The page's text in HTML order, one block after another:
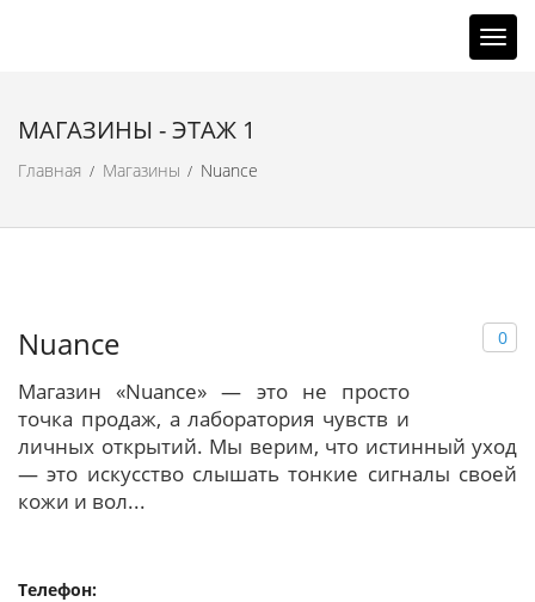
Н
а
и
МАГАЗИНЫ - ЭТАЖ 1
Главная / Магазины / Nuance
Nuance 0
Магазин «Nuance» — это не просто
точка продаж, а лаборатория чувств и
личных открытий. Мы верим, что истинный уход
— это искусство слышать тонкие сигналы своей
кожи и вол...
Телефон: